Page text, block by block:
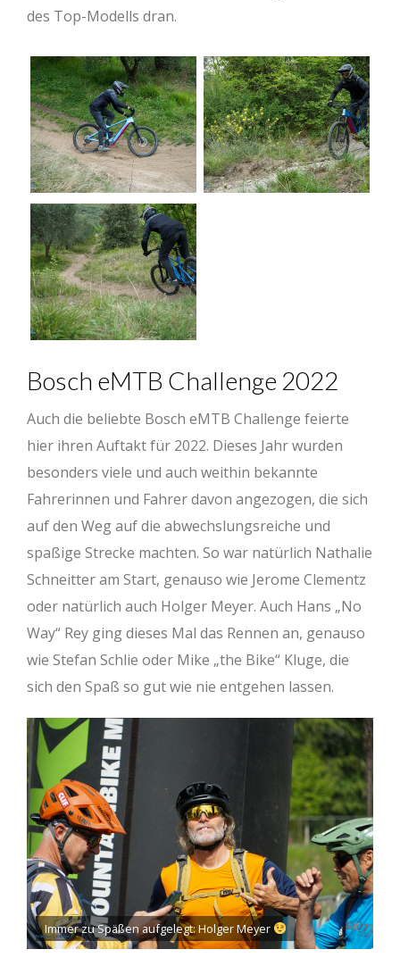
des Top-Modells dran.
Bosch eMTB Challenge 2022
Auch die beliebte Bosch eMTB Challenge feierte
hier ihren Auftakt für 2022. Dieses Jahr wurden
besonders viele und auch weithin bekannte
Fahrerinnen und Fahrer davon angezogen, die sich
auf den Weg auf die abwechslungsreiche und
spaßige Strecke machten. So war natürlich Nathalie
Schneitter am Start, genauso wie Jerome Clementz
oder natürlich auch Holger Meyer. Auch Hans „No
Way“ Rey ging dieses Mal das Rennen an, genauso
wie Stefan Schlie oder Mike „the Bike“ Kluge, die
sich den Spaß so gut wie nie entgehen lassen.
Immer zu Späßen aufgelegt: Holger Meyer